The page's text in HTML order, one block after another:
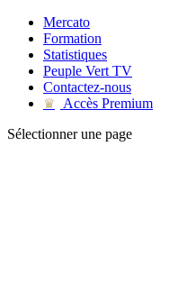
Mercato
Formation
Statistiques
Peuple Vert TV
Contactez-nous
♛
Accès Premium
Sélectionner une page